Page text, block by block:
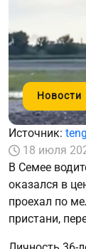
Новости
Источник:
18 июля
В Семее
оказался в
проехал по
пристани,